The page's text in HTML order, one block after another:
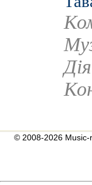
© 2008-2026 Music-